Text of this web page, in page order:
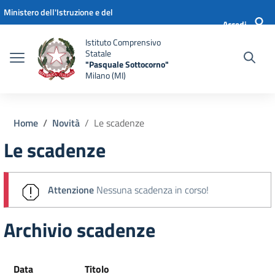
Vai ai contenuti
Vai al menu di navigazione
Vai al footer
Ministero dell'Istruzione e del
Accedi
Istituto Comprensivo
Statale
"Pasquale Sottocorno"
Milano (MI)
Home Novità Le scadenze
Le scadenze
Attenzione Nessuna scadenza in corso!
Archivio scadenze
Data Titolo